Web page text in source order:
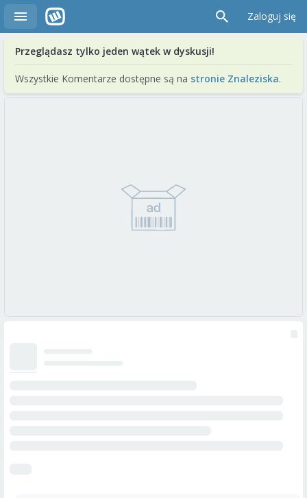
Zaloguj się
Przeglądasz tylko jeden wątek w dyskusji!
Wszystkie Komentarze dostępne są na stronie Znaleziska.